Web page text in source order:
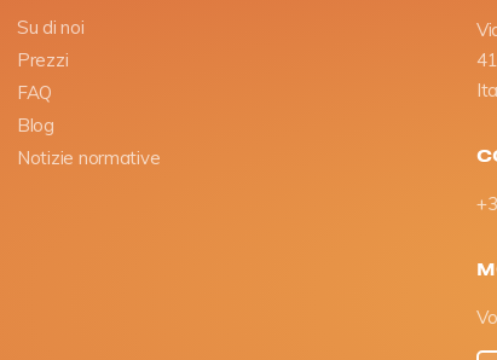
Su di noi
Prezzi
FAQ
Blog
Notizie normative